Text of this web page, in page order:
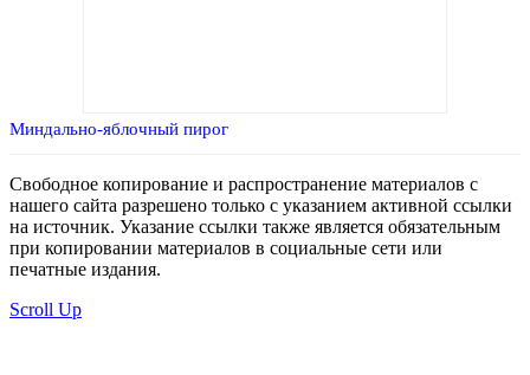
Миндально-яблочный пирог
Свободное копирование и распространение материалов с
нашего сайта разрешено только с указанием активной ссылки
на источник. Указание ссылки также является обязательным
при копировании материалов в социальные сети или
печатные издания.
Scroll Up